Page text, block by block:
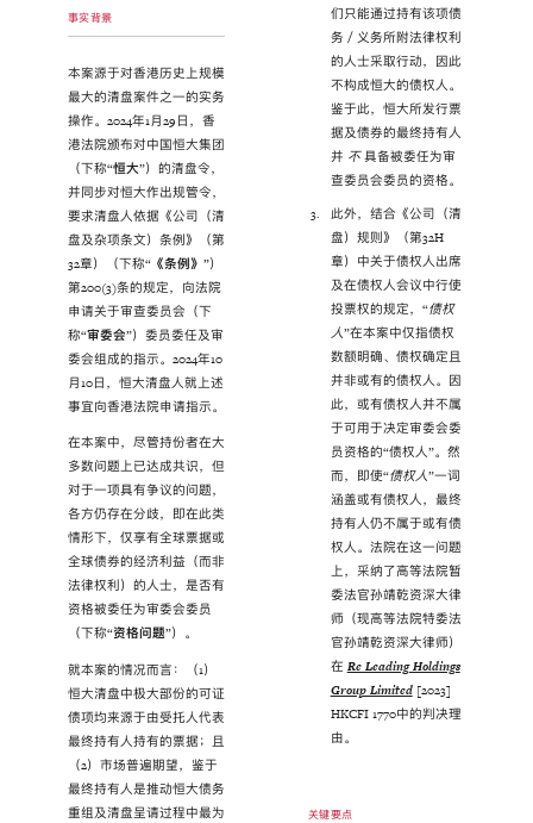
事实背景
本案源于对香港历史上规模
最大的清盘案件之一的实务
操作。2024年1月29日，香
港法院颁布对中国恒大集团
（下称“恒大”）的清盘令，
并同步对恒大作出规管令，
要求清盘人依据《公司（清
盘及杂项条文）条例》（第
32章）（下称“《条例》 ”）
第200(3)条的规定，向法院
申请关于审查委员会（下
称“审委会”）委员委任及审
委会组成的指示。2024年10
月10日，恒大清盘人就上述
事宜向香港法院申请指示。
在本案中，尽管持份者在大
多数问题上已达成共识，但
对于一项具有争议的问题，
各方仍存在分歧，即在此类
情形下，仅享有全球票据或
全球债券的经济利益（而非
法律权利）的人士，是否有
资格被委任为审委会委员
（下称“资格问题”）。
就本案的情况而言：（1）
恒大清盘中极大部份的可证
债项均来源于由受托人代表
最终持有人持有的票据；且
（2）市场普遍期望，鉴于
最终持有人是推动恒大债务
重组及清盘呈请过程中最为
们只能通过持有该项债
务／义务所附法律权利
的人士采取行动，因此
不构成恒大的债权人。
鉴于此，恒大所发行票
据及债券的最终持有人
并 不具备被委任为审
查委员会委员的资格。
此外，结合《公司（清
盘）规则》（第32H
章）中关于债权人出席
及在债权人会议中行使
投票权的规定，“债权
人”在本案中仅指债权
数额明确、债权确定且
并非或有的债权人。因
此，或有债权人并不属
于可用于决定审委会委
员资格的“债权人”。然
而，即使“债权人”一词
涵盖或有债权人，最终
持有人仍不属于或有债
权人。法院在这一问题
上，采纳了高等法院暂
委法官孙靖乾资深大律
师（现高等法院特委法
官孙靖乾资深大律师）
在 Re Leading Holdings
Group Limited[2023]
HKCFI 1770中的判决理
由。
关键要点